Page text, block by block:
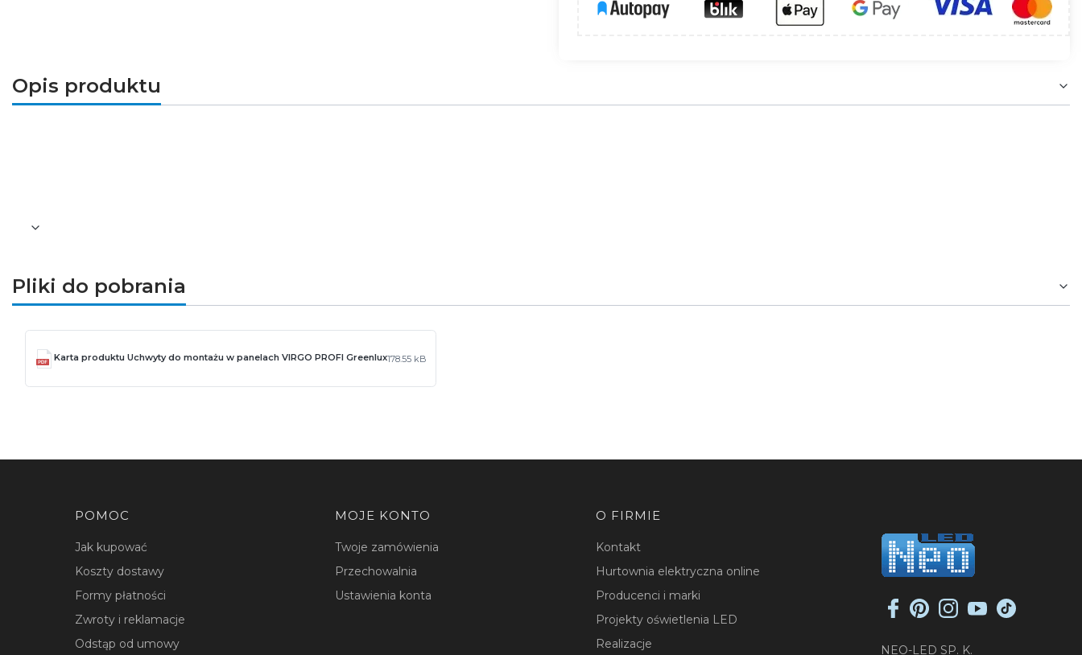
Opis produktu
Pliki do pobrania
Karta produktu Uchwyty do montażu w panelach VIRGO PROFI Greenlux178.55 kB
Linki w stopce
POMOC
Jak kupować
Koszty dostawy
Formy płatności
Zwroty i reklamacje
Odstąp od umowy
MOJE KONTO
Twoje zamówienia
Przechowalnia
Ustawienia konta
O FIRMIE
Kontakt
Hurtownia elektryczna online
Producenci i marki
Projekty oświetlenia LED
Realizacje
NEO-LED SP. K.